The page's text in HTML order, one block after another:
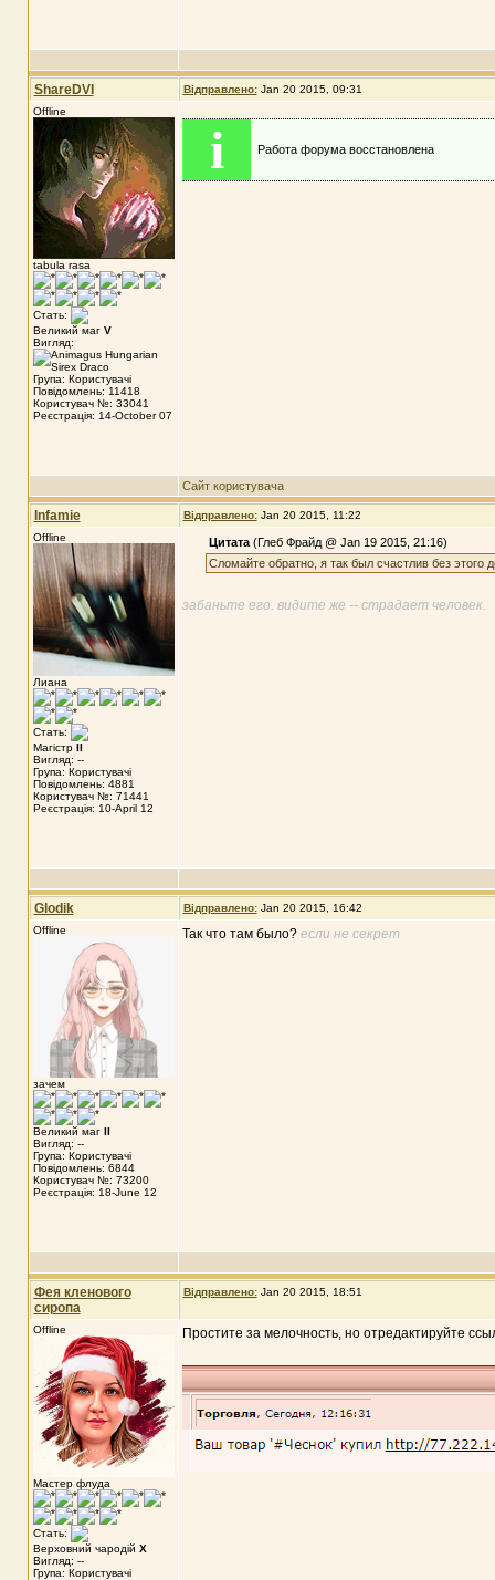
ShareDVI Відправлено: Jan 20 2015, 09:31
Offline
tabula rasa
Стать:
Великий маг V
Вигляд:
Група: Користувачі
Повідомлень: 11418
Користувач №: 33041
Реєстрація: 14-October 07
i Работа форума восстановлена
Сайт користувача
Infamie Відправлено: Jan 20 2015, 11:22
Offline
Лиана
Стать:
Магістр II
Вигляд: --
Група: Користувачі
Повідомлень: 4881
Користувач №: 71441
Реєстрація: 10-April 12
Цитата(Глеб Фрайд @ Jan 19 2015, 21:16)
Сломайте обратно, я так был счастлив без этого
забаньте его. видите же -- страдает человек.
Glodik Відправлено: Jan 20 2015, 16:42
Offline
зачем
Великий маг II
Вигляд: --
Група: Користувачі
Повідомлень: 6844
Користувач №: 73200
Реєстрація: 18-June 12
Так что там было? если не секрет
Фея кленового
сиропа
Відправлено: Jan 20 2015, 18:51
Offline
Мастер флуда
Стать:
Верховний чародій X
Вигляд: --
Група: Користувачі
Простите за мелочность, но отредактируйте